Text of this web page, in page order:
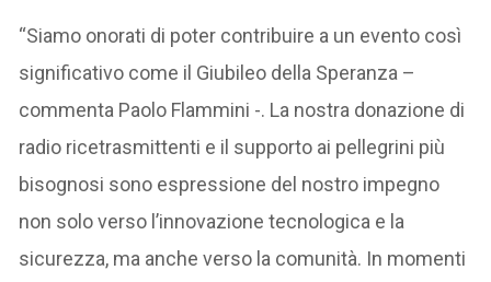
“Siamo onorati di poter contribuire a un evento così
significativo come il Giubileo della Speranza –
commenta Paolo Flammini -. La nostra donazione di
radio ricetrasmittenti e il supporto ai pellegrini più
bisognosi sono espressione del nostro impegno
non solo verso l’innovazione tecnologica e la
sicurezza, ma anche verso la comunità. In momenti